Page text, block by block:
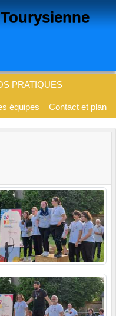
PRATIQUES
équipes Contact et plan